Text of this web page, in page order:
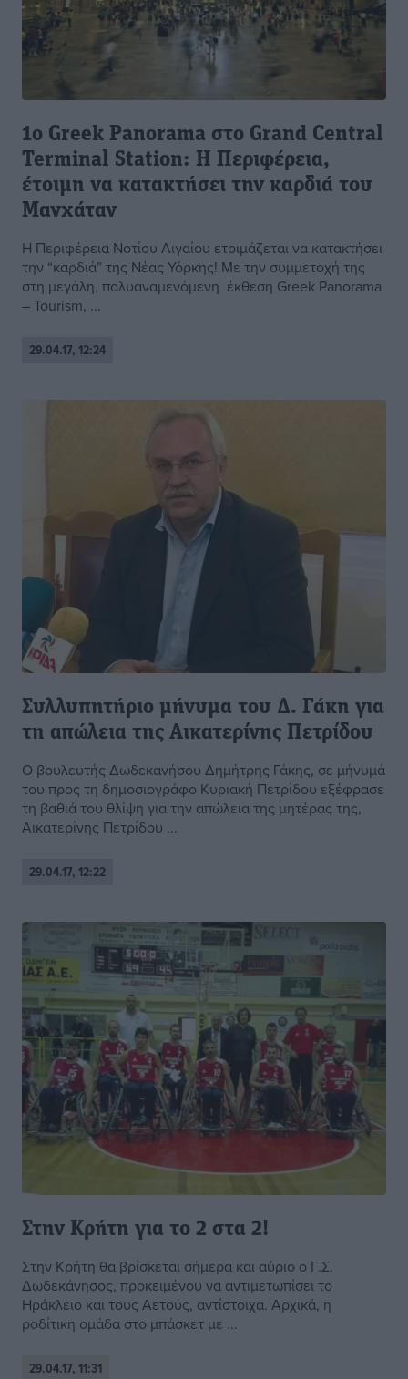
1ο Greek Panorama στο Grand Central
Terminal Station: Η Περιφέρεια,
έτοιμη να κατακτήσει την καρδιά του
Μανχάταν
Η Περιφέρεια Νοτίου Αιγαίου ετοιμάζεται να κατακτήσει
την “καρδιά” της Νέας Υόρκης! Με την συμμετοχή της
στη μεγάλη, πολυαναμενόμενη έκθεση Greek Panorama
– Tourism, ...
29.04.17, 12:24
Συλλυπητήριο μήνυμα του Δ. Γάκη για
τη απώλεια της Αικατερίνης Πετρίδου
Ο βουλευτής Δωδεκανήσου Δημήτρης Γάκης, σε μήνυμά
του προς τη δημοσιογράφο Κυριακή Πετρίδου εξέφρασε
τη βαθιά του θλίψη για την απώλεια της μητέρας της,
Αικατερίνης Πετρίδου ...
29.04.17, 12:22
Στην Κρήτη για το 2 στα 2!
Στην Κρήτη θα βρίσκεται σήμερα και αύριο ο Γ.Σ.
Δωδεκάνησος, προκειμένου να αντιμετωπίσει το
Ηράκλειο και τους Αετούς, αντίστοιχα. Αρχικά, η
ροδίτικη ομάδα στο μπάσκετ με ...
29.04.17, 11:31